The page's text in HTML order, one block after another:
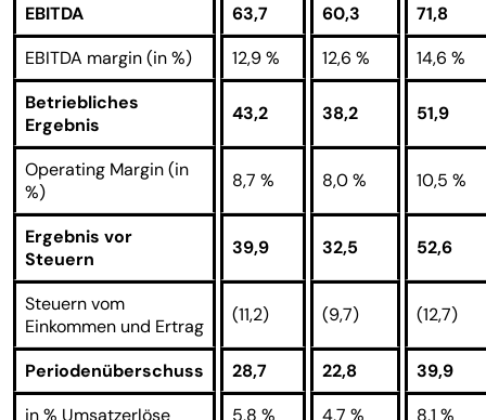
EBITDA
63,7 60,3
71,8
EBITDA margin (in %)
12,9 % 12,6 %
14,6 %
Betriebliches
Ergebnis
43,2 38,2 51,9
Operating Margin (in
%)
8,7 % 8,0 % 10,5 %
Ergebnis vor
Steuern
39,9 32,5 52,6
Steuern vom
Einkommen und Ertrag
(11,2) (9,7) (12,7)
Periodenüberschuss 28,7 22,8
39,9
in % Umsatzerlöse
5,8 % 4,7 %
8,1 %